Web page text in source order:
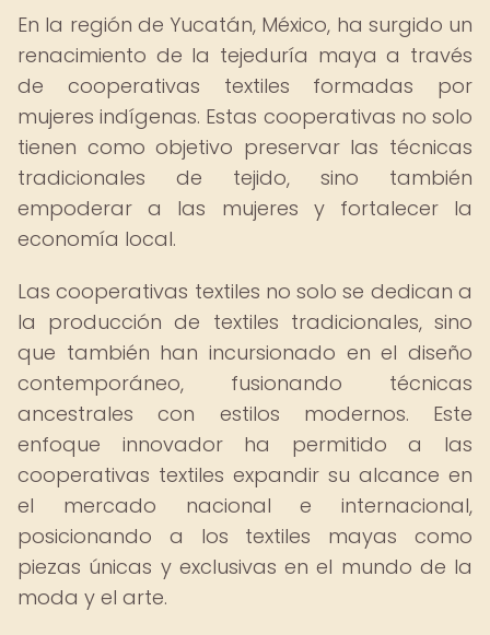
En la región de Yucatán, México, ha surgido un
renacimiento de la tejeduría maya a través
de cooperativas textiles formadas por
mujeres indígenas. Estas cooperativas no solo
tienen como objetivo preservar las técnicas
tradicionales de tejido, sino también
empoderar a las mujeres y fortalecer la
economía local.
Las cooperativas textiles no solo se dedican a
la producción de textiles tradicionales, sino
que también han incursionado en el diseño
contemporáneo, fusionando técnicas
ancestrales con estilos modernos. Este
enfoque innovador ha permitido a las
cooperativas textiles expandir su alcance en
el mercado nacional e internacional,
posicionando a los textiles mayas como
piezas únicas y exclusivas en el mundo de la
moda y el arte.